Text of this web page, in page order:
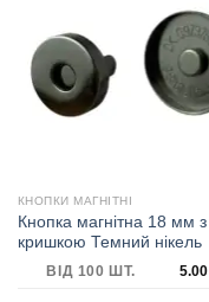
КНОПКИ МАГНІТНІ
Кнопка магнітна 18 мм з
кришкою Темний нікель
ВІД 100 ШТ. 5.00